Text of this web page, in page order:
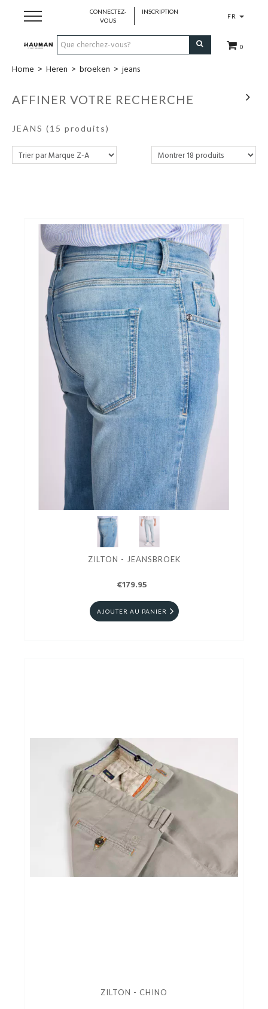
FR
0
CONNECTEZ-
VOUS
INSCRIPTION
Dames
Heren
cadeaubon
maatwerk
BROEKEN
Home > Heren > broeken > jeans
AFFINER VOTRE RECHERCHE
JEANS (15 produits)
ZILTON - JEANSBROEK
€179.95
AJOUTER AU PANIER
ZILTON - CHINO